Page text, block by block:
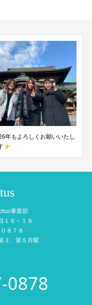
年もよろしくお願いいたし
事業部
１６－１８
８７８
３、第５月曜
0878